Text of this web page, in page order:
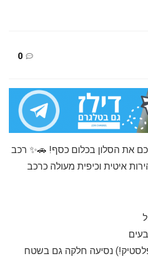
0
את הסלון בכלום כסף! 🚗✨ רכב
איטית וכיפית מעולה כרכב